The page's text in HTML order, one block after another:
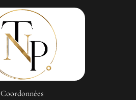
Coordonnées